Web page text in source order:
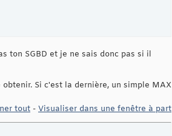
ton SGBD et je ne sais donc pas si il
Si c'est la dernière, un simple MAX
tout - Visualiser dans une fenêtre à part